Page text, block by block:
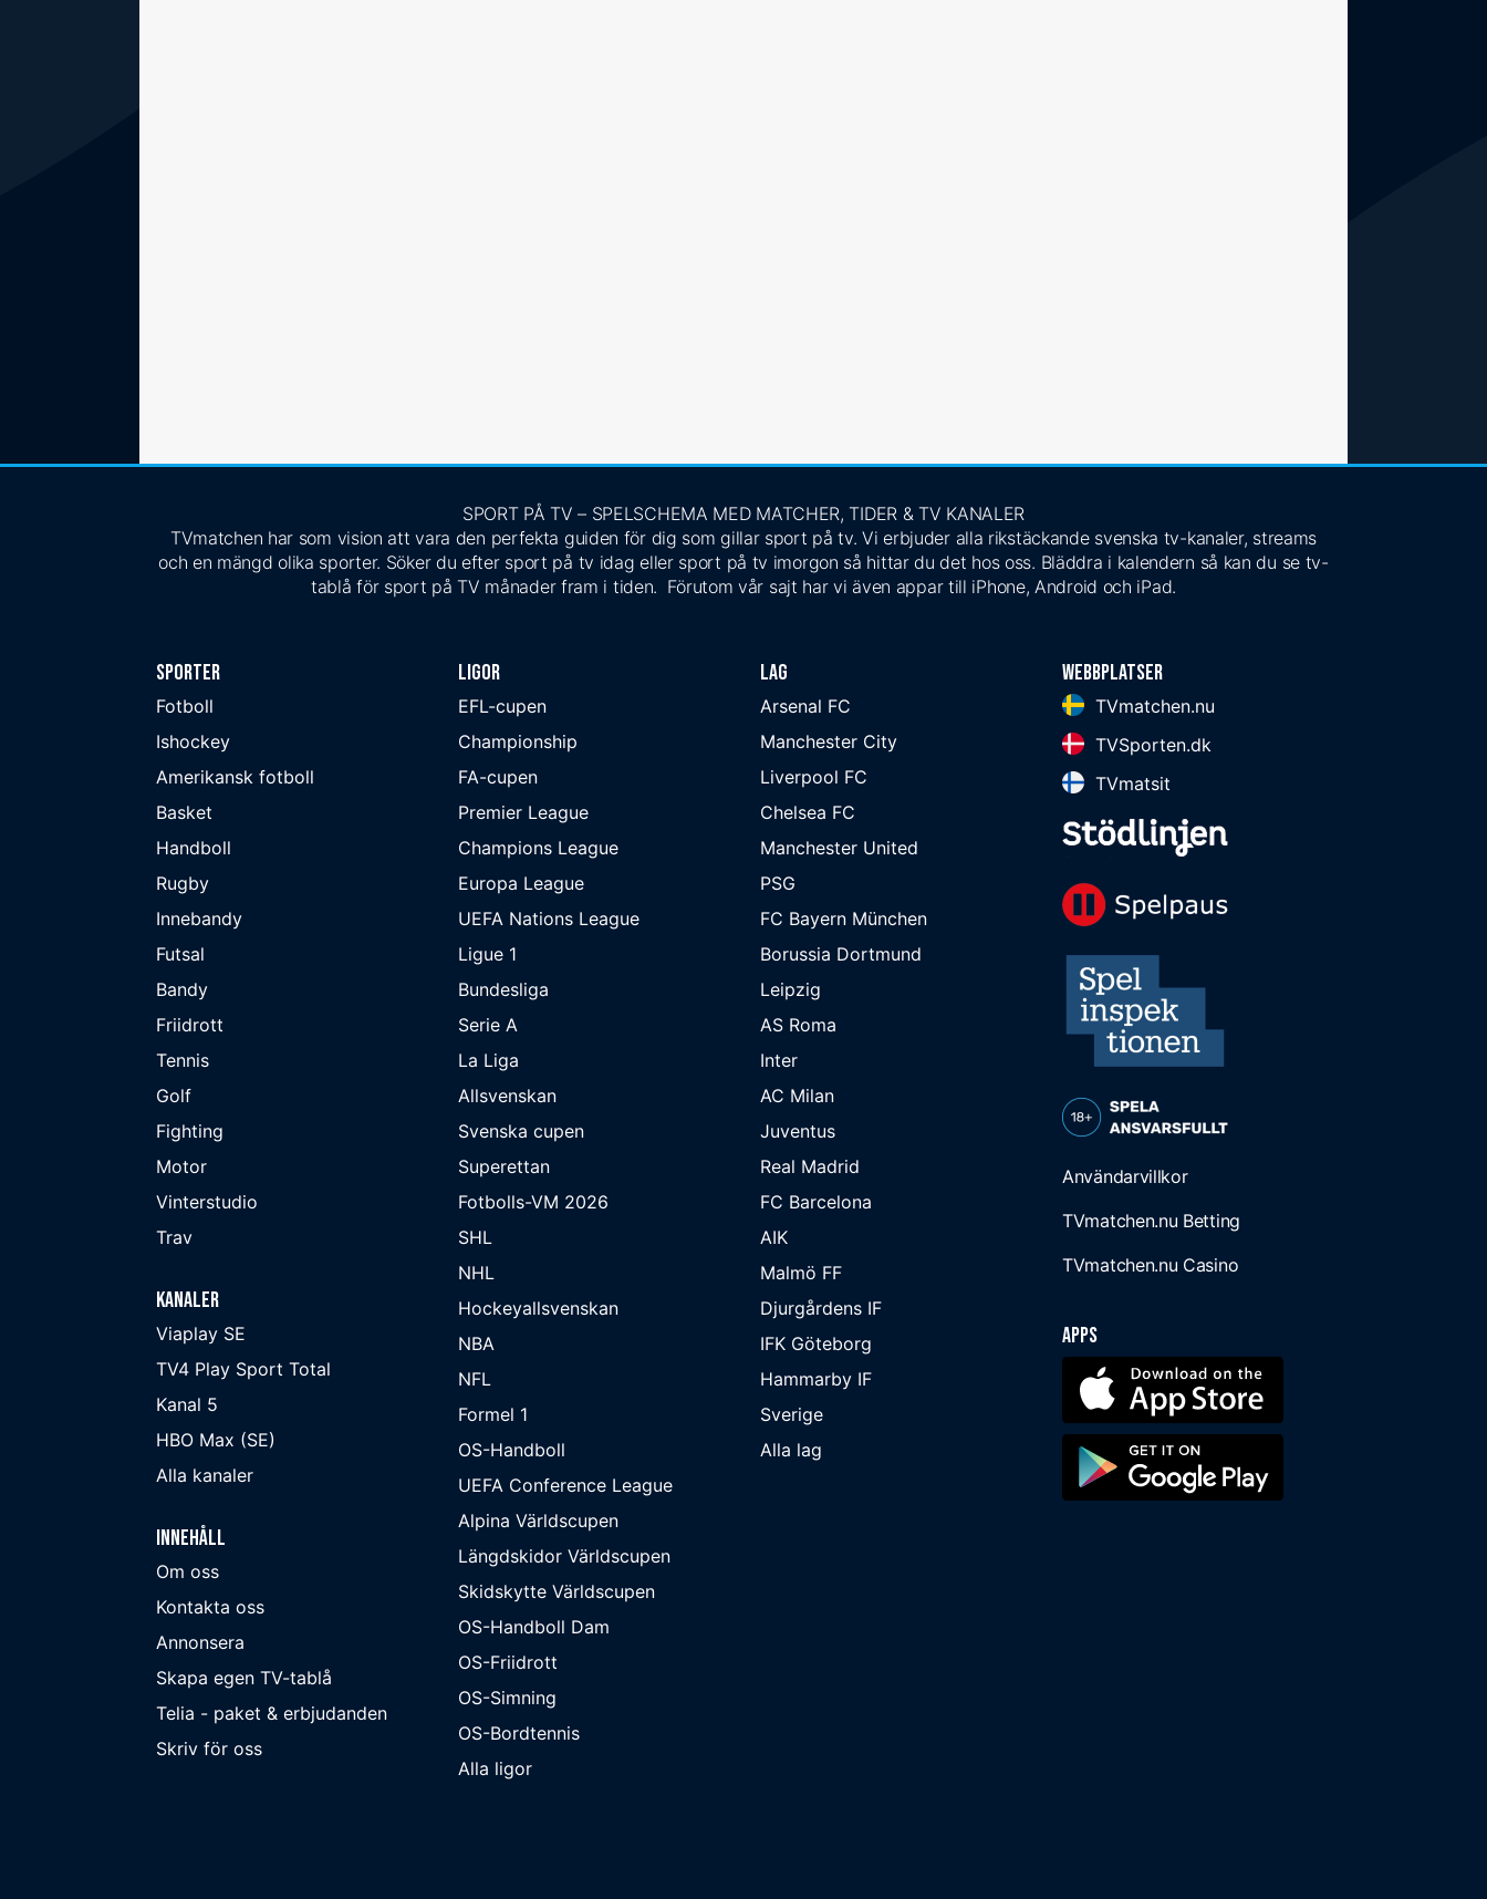
SPORT PÅ TV – SPELSCHEMA MED MATCHER, TIDER & TV KANALER
TVmatchen har som vision att vara den perfekta guiden för dig som gillar sport på tv. Vi erbjuder alla rikstäckande svenska tv-kanaler, streams
och en mängd olika sporter. Söker du efter sport på tv idag eller sport på tv imorgon så hittar du det hos oss. Bläddra i kalendern så kan du se tv-
tablå för sport på TV månader fram i tiden. Förutom vår sajt har vi även appar till iPhone, Android och iPad.
Sporter
Fotboll
Ishockey
Amerikansk fotboll
Basket
Handboll
Rugby
Innebandy
Futsal
Bandy
Friidrott
Tennis
Golf
Fighting
Motor
Vinterstudio
Trav
Kanaler
Viaplay SE
TV4 Play Sport Total
Kanal 5
HBO Max (SE)
Alla kanaler
Innehåll
Om oss
Kontakta oss
Annonsera
Skapa egen TV-tablå
Telia - paket & erbjudanden
Skriv för oss
Ligor
EFL-cupen
Championship
FA-cupen
Premier League
Champions League
Europa League
UEFA Nations League
Ligue 1
Bundesliga
Serie A
La Liga
Allsvenskan
Svenska cupen
Superettan
Fotbolls-VM 2026
SHL
NHL
Hockeyallsvenskan
NBA
NFL
Formel 1
OS-Handboll
UEFA Conference League
Alpina Världscupen
Längdskidor Världscupen
Skidskytte Världscupen
OS-Handboll Dam
OS-Friidrott
OS-Simning
OS-Bordtennis
Alla ligor
Lag
Arsenal FC
Manchester City
Liverpool FC
Chelsea FC
Manchester United
PSG
FC Bayern München
Borussia Dortmund
Leipzig
AS Roma
Inter
AC Milan
Juventus
Real Madrid
FC Barcelona
AIK
Malmö FF
Djurgårdens IF
IFK Göteborg
Hammarby IF
Sverige
Alla lag
Webbplatser
TVmatchen.nu
TVSporten.dk
TVmatsit
Användarvillkor
TVmatchen.nu Betting
TVmatchen.nu Casino
Apps